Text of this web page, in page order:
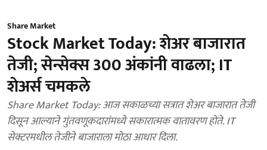
Share Market
Stock Market Today: शेअर बाजारात
तेजी; सेन्सेक्स 300 अंकांनी वाढला; IT
शेअर्स चमकले
Share Market Today: आज सकाळच्या सत्रात शेअर बाजारात तेजी
दिसून आल्याने गुंतवणूकदारांमध्ये सकारात्मक वातावरण होते. IT
सेक्टरमधील तेजीने बाजाराला मोठा आधार दिला.